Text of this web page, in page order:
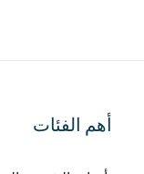
أهم الفئات